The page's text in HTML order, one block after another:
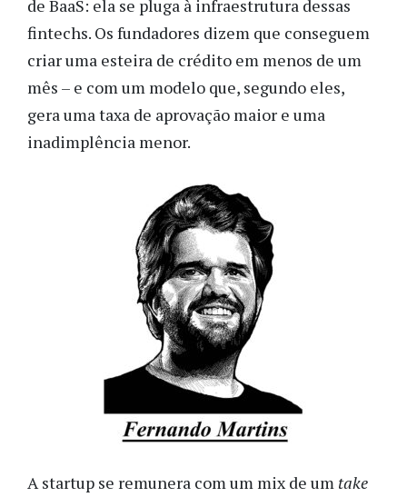
de BaaS: ela se pluga à infraestrutura dessas
fintechs. Os fundadores dizem que conseguem
criar uma esteira de crédito em menos de um
mês – e com um modelo que, segundo eles,
gera uma taxa de aprovação maior e uma
inadimplência menor.
A startup se remunera com um mix de um take